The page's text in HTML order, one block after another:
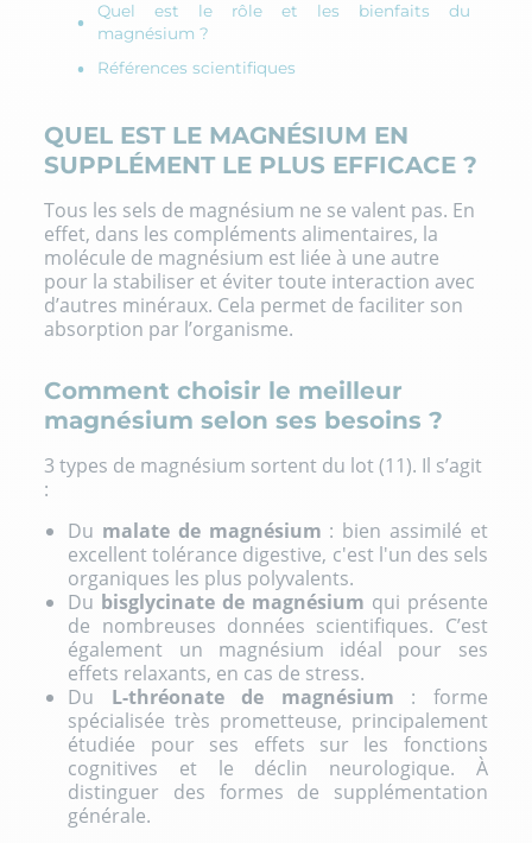
Quel est le rôle et les bienfaits du
magnésium ?
Références scientifiques
QUEL EST LE MAGNÉSIUM EN
SUPPLÉMENT LE PLUS EFFICACE ?
Tous les sels de magnésium ne se valent pas. En
effet, dans les compléments alimentaires, la
molécule de magnésium est liée à une autre
pour la stabiliser et éviter toute interaction avec
d’autres minéraux. Cela permet de faciliter son
absorption par l’organisme.
Comment choisir le meilleur
magnésium selon ses besoins ?
3 types de magnésium sortent du lot (11). Il s’agit
:
Du malate de magnésium : bien assimilé et
excellent tolérance digestive, c'est l'un des sels
organiques les plus polyvalents.
Du bisglycinate de magnésium qui présente
de nombreuses données scientifiques. C’est
également un magnésium idéal pour ses
effets relaxants, en cas de stress.
Du L-thréonate de magnésium : forme
spécialisée très prometteuse, principalement
étudiée pour ses effets sur les fonctions
cognitives et le déclin neurologique. À
distinguer des formes de supplémentation
générale.